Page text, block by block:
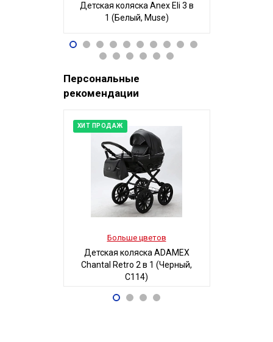
Детская коляска Anex Eli 3 в
1 (Белый, Muse)
96 490Р
Персональные
рекомендации
ХИТ ПРОДАЖ
Больше цветов
Детская коляска ADAMEX
Chantal Retro 2 в 1 (Черный,
C114)
68 700 Р